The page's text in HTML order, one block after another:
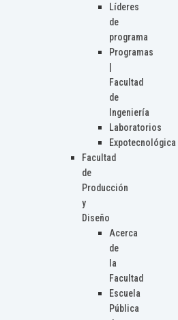
Líderes
de
programa
Programas
Facultad
de
Ingeniería
Laboratorios
Expotecnológica
Facultad
de
Producción
y
Diseño
Acerca
de
la
Facultad
Escuela
Pública